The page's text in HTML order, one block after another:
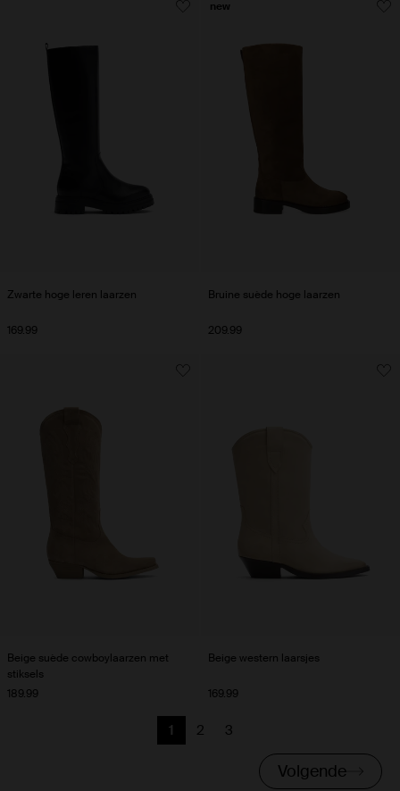
Zwarte hoge leren laarzen
169.99
Bruine suède hoge laarzen
209.99
new
Beige suède cowboylaarzen met
stiksels
189.99
Beige western laarsjes
169.99
Huidige pagina
1
Vorige
2
Vorige
3
Volgende